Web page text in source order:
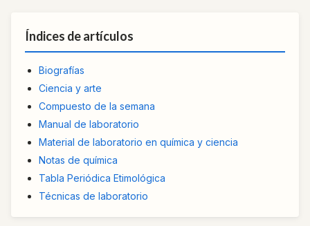
Índices de artículos
Biografías
Ciencia y arte
Compuesto de la semana
Manual de laboratorio
Material de laboratorio en química y ciencia
Notas de química
Tabla Periódica Etimológica
Técnicas de laboratorio